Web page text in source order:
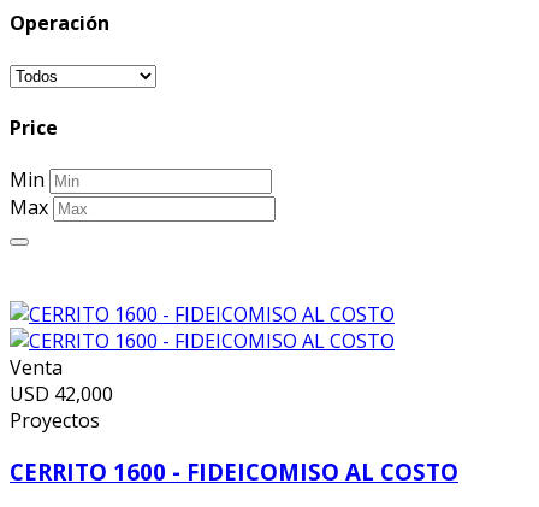
Operación
Price
Min
Max
Venta
USD 42,000
Proyectos
CERRITO 1600 - FIDEICOMISO AL COSTO